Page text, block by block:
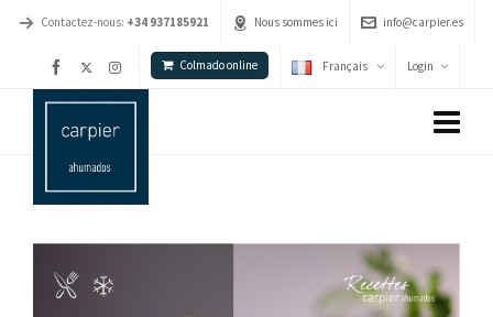
Contactez-nous: +34 937185921 Nous sommes ici info@carpier.es
Colmado online Français Login